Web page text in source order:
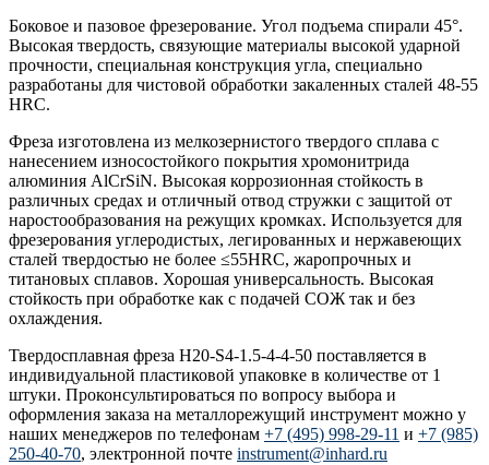
Боковое и пазовое фрезерование. Угол подъема спирали 45°.
Высокая твердость, связующие материалы высокой ударной
прочности, специальная конструкция угла, специально
разработаны для чистовой обработки закаленных сталей 48-55
HRC.
Фреза изготовлена из мелкозернистого твердого сплава с
нанесением износостойкого покрытия хромонитрида
алюминия AlCrSiN. Высокая коррозионная стойкость в
различных средах и отличный отвод стружки с защитой от
наростообразования на режущих кромках. Используется для
фрезерования углеродистых, легированных и нержавеющих
сталей твердостью не более ≤55HRC, жаропрочных и
титановых сплавов. Хорошая универсальность. Высокая
стойкость при обработке как с подачей СОЖ так и без
охлаждения.
Твердосплавная фреза H20-S4-1.5-4-4-50 поставляется в
индивидуальной пластиковой упаковке в количестве от 1
штуки. Проконсультироваться по вопросу выбора и
оформления заказа на металлорежущий инструмент можно у
наших менеджеров по телефонам +7 (495) 998-29-11 и +7 (985)
250-40-70, электронной почте instrument@inhard.ru